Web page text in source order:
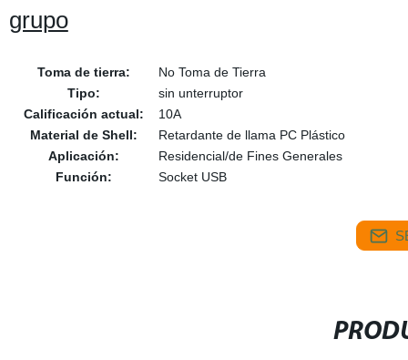
grupo
Toma de tierra:
No Toma de Tierra
Tipo:
sin unterruptor
Calificación actual:
10A
Material de Shell:
Retardante de llama PC Plástico
Aplicación:
Residencial/de Fines Generales
Función:
Socket USB